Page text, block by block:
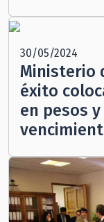
30/05/2024
Ministerio
éxito
en pesos